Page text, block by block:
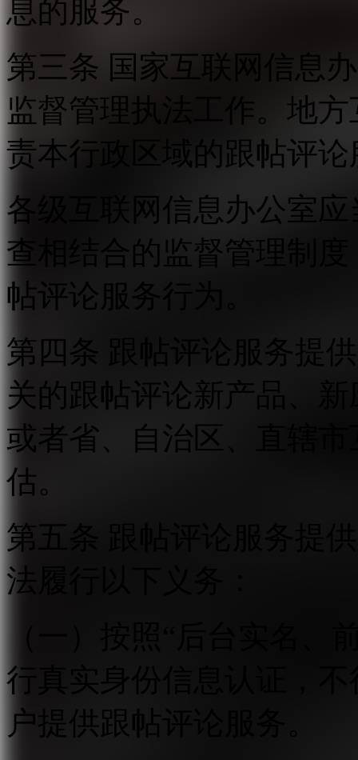
息的服务。
第三条 国家互联网信息
监督管理执法工作。地
责本行政区域的跟帖评
各级互联网信息办公室
查相结合的监督管理制
帖评论服务行为。
第四条 跟帖评论服务提
关的跟帖评论新产品、
或者省、自治区、直辖
估。
第五条 跟帖评论服务提
法履行以下义务：
行真实身份信息认证，
户提供跟帖评论服务。